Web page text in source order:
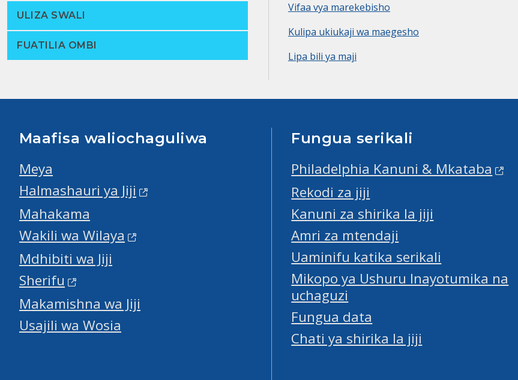
ULIZA SWALI
FUATILIA OMBI
Vifaa vya marekebisho
Kulipa ukiukaji wa maegesho
Lipa bili ya maji
Maafisa waliochaguliwa
Meya
Halmashauri ya Jiji
Mahakama
Wakili wa Wilaya
Mdhibiti wa Jiji
Sherifu
Makamishna wa Jiji
Usajili wa Wosia
Fungua serikali
Philadelphia Kanuni & Mkataba
Rekodi za jiji
Kanuni za shirika la jiji
Amri za mtendaji
Uaminifu katika serikali
Mikopo ya Ushuru Inayotumika na
uchaguzi
Fungua data
Chati ya shirika la jiji